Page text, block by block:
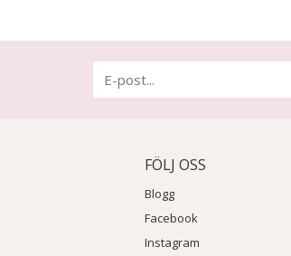
FÖLJ OSS
Blogg
Facebook
Instagram